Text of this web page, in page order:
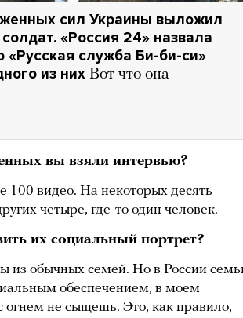
сил Украины выложил
«Россия 24» назвала
«Русская служба Би-би-си»
из них Вот что она
вы взяли интервью?
100 видео. На некоторых десять
четыре, где-то один человек.
их социальный портрет?
из обычных семей. Но в России
обеспечением, в моем
не сыщешь. Это, как правило,